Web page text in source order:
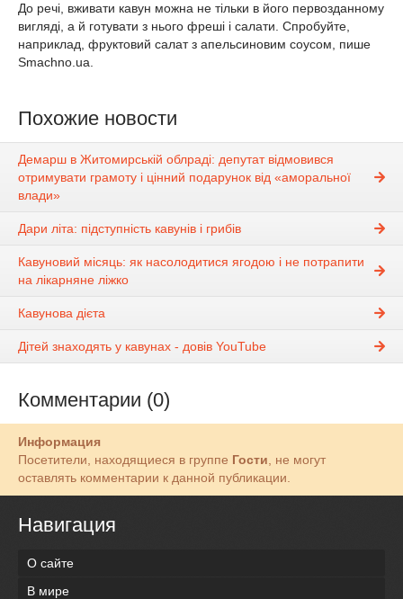
До речі, вживати кавун можна не тільки в його первозданному
вигляді, а й готувати з нього фреші і салати. Спробуйте,
наприклад, фруктовий салат з апельсиновим соусом, пише
Smachno.ua.
Похожие новости
Демарш в Житомирській облраді: депутат відмовився
отримувати грамоту і цінний подарунок від «аморальної
влади»
Дари літа: підступність кавунів і грибів
Кавуновий місяць: як насолодитися ягодою і не потрапити
на лікарняне ліжко
Кавунова дієта
Дітей знаходять у кавунах - довів YouTube
Комментарии (0)
Информация
Посетители, находящиеся в группе Гости, не могут
оставлять комментарии к данной публикации.
Навигация
О сайте
В мире